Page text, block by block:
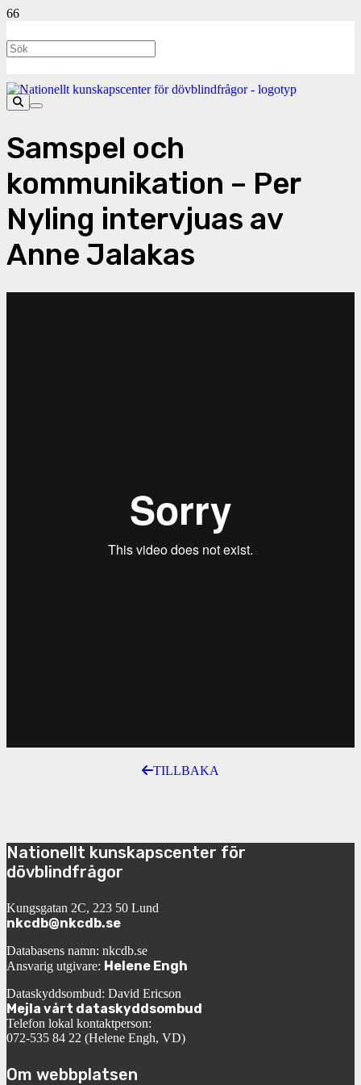
Samspel och
kommunikation – Per
Nyling intervjuas av
Anne Jalakas
TILLBAKA
Nationellt kunskapscenter för
dövblindfrågor
Kungsgatan 2C, 223 50 Lund
nkcdb@nkcdb.se
Databasens namn: nkcdb.se
Ansvarig utgivare: Helene Engh
Dataskyddsombud: David Ericson
Mejla vårt dataskyddsombud
Telefon lokal kontaktperson:
072-535 84 22 (Helene Engh, VD)
Om webbplatsen